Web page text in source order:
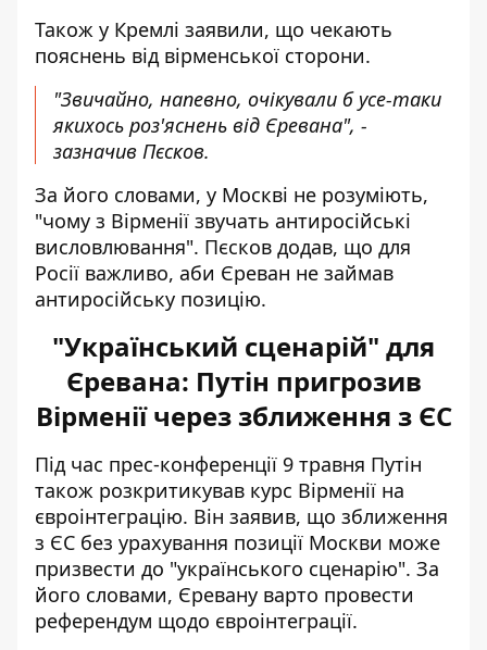
Також у Кремлі заявили, що чекають
пояснень від вірменської сторони.
"Звичайно, напевно, очікували б усе-таки
якихось роз'яснень від Єревана", -
зазначив Пєсков.
За його словами, у Москві не розуміють,
"чому з Вірменії звучать антиросійські
висловлювання". Пєсков додав, що для
Росії важливо, аби Єреван не займав
антиросійську позицію.
"Український сценарій" для
Єревана: Путін пригрозив
Вірменії через зближення з ЄС
Під час прес-конференції 9 травня Путін
також розкритикував курс Вірменії на
євроінтеграцію. Він заявив, що зближення
з ЄС без урахування позиції Москви може
призвести до "українського сценарію". За
його словами, Єревану варто провести
референдум щодо євроінтеграції.